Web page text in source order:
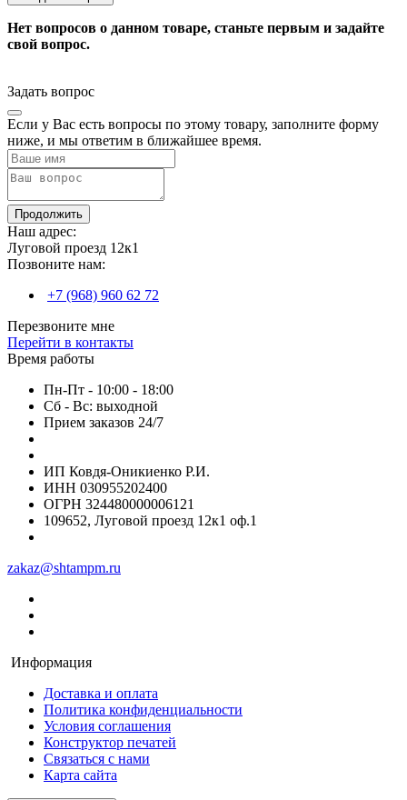
Нет вопросов о данном товаре, станьте первым и задайте
свой вопрос.
Задать вопрос
Если у Вас есть вопросы по этому товару, заполните форму
ниже, и мы ответим в ближайшее время.
Продолжить
Наш адрес:
Луговой проезд 12к1
Позвоните нам:
+7 (968) 960 62 72
Перезвоните мне
Перейти в контакты
Время работы
Пн-Пт - 10:00 - 18:00
Сб - Вс: выходной
Прием заказов 24/7
ИП Ковдя-Оникиенко Р.И.
ИНН 030955202400
ОГРН 324480000006121
109652, Луговой проезд 12к1 оф.1
zakaz@shtampm.ru
Информация
Доставка и оплата
Политика конфиденциальности
Условия соглашения
Конструктор печатей
Связаться с нами
Карта сайта